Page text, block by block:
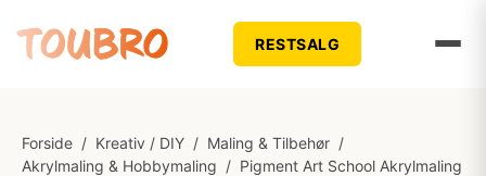
RESTSALG
Forside / Kreativ / DIY / Maling & Tilbehør /
Akrylmaling & Hobbymaling / Pigment Art School Akrylmaling